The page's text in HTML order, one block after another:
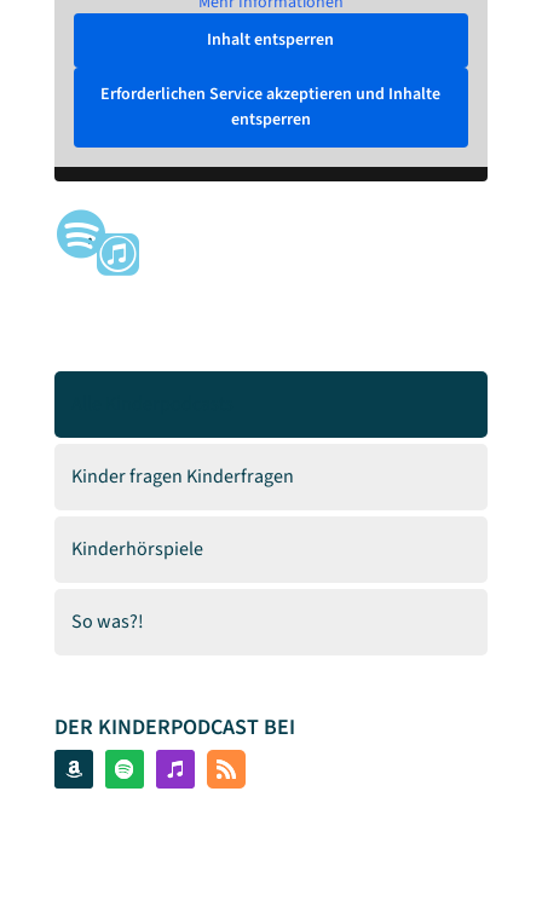
Inhalt entsperren
Erforderlichen Service akzeptieren und Inhalte
entsperren
,
,
Kinder fragen Kinderfragen
Kinderhörspiele
So was?!
DER KINDERPODCAST BEI